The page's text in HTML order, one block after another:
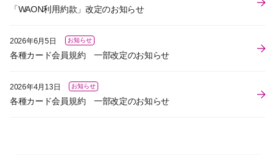
「WAON利用約款」改定のお知らせ
2026年6月5日 お知らせ
各種カード会員規約 一部改定のお知らせ
2026年4月13日 お知らせ
各種カード会員規約 一部改定のお知らせ